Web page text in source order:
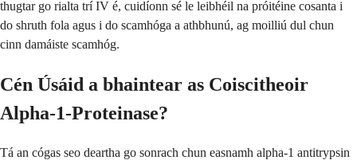
thugtar go rialta trí IV é, cuidíonn sé le leibhéil na próitéine cosanta i
do shruth fola agus i do scamhóga a athbhunú, ag moilliú dul chun
cinn damáiste scamhóg.
Cén Úsáid a bhaintear as Coiscitheoir
Alpha-1-Proteinase?
Tá an cógas seo deartha go sonrach chun easnamh alpha-1 antitrypsin